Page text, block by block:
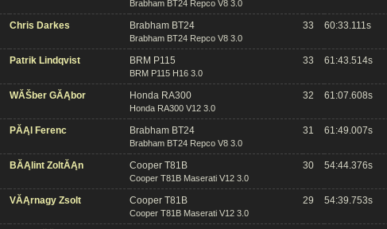
Brabham BT24 Repco V8 3.0
Chris Darkes Brabham BT24
Brabham BT24 Repco V8 3.0
33 60:33.111s
Patrik Lindqvist BRM P115
BRM P115 H16 3.0
33 61:43.514s
WĂŠber GĂĄbor Honda RA300
Honda RA300 V12 3.0
32 61:07.608s
PĂĄl Ferenc Brabham BT24
Brabham BT24 Repco V8 3.0
31 61:49.007s
BĂĄlint ZoltĂĄn Cooper T81B
Cooper T81B Maserati V12 3.0
30 54:44.376s
VĂĄrnagy Zsolt Cooper T81B
Cooper T81B Maserati V12 3.0
29 54:39.753s